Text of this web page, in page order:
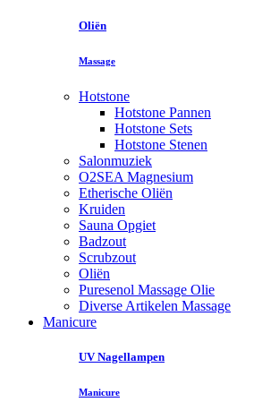
Oliën
Massage
Hotstone
Hotstone Pannen
Hotstone Sets
Hotstone Stenen
Salonmuziek
O2SEA Magnesium
Etherische Oliën
Kruiden
Sauna Opgiet
Badzout
Scrubzout
Oliën
Puresenol Massage Olie
Diverse Artikelen Massage
Manicure
UV Nagellampen
Manicure